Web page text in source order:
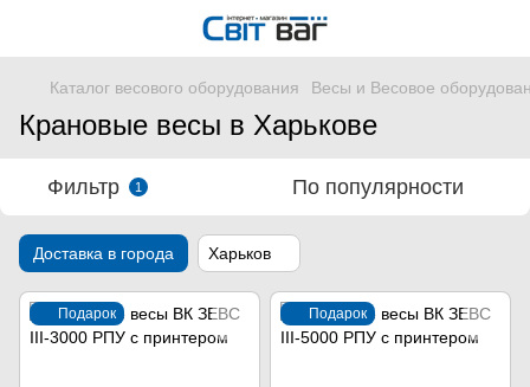
Каталог весового оборудования Весы и Весовое
Крановые весы в Харькове
Фильтр 1 По популярности
Доставка в города Харьков
Подарок Подарок